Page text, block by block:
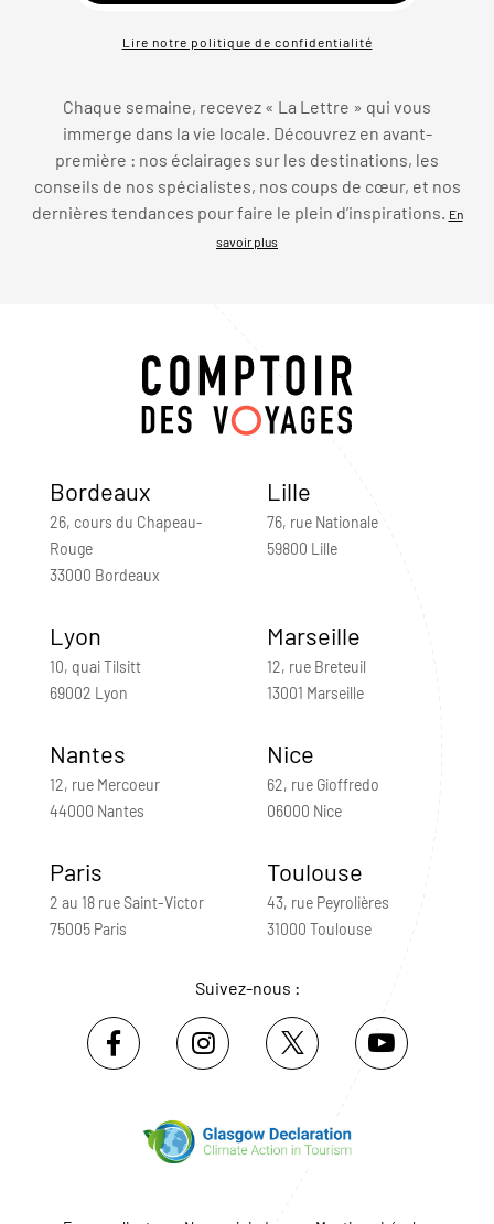
Lire notre politique de confidentialité
Chaque semaine, recevez « La Lettre » qui vous
immerge dans la vie locale. Découvrez en avant-
première : nos éclairages sur les destinations, les
conseils de nos spécialistes, nos coups de cœur, et nos
dernières tendances pour faire le plein d’inspirations. En
savoir plus
Bordeaux
26, cours du Chapeau-
Rouge
33000 Bordeaux
Lille
76, rue Nationale
59800 Lille
Lyon
10, quai Tilsitt
69002 Lyon
Marseille
12, rue Breteuil
13001 Marseille
Nantes
12, rue Mercoeur
44000 Nantes
Nice
62, rue Gioffredo
06000 Nice
Paris
2 au 18 rue Saint-Victor
75005 Paris
Toulouse
43, rue Peyrolières
31000 Toulouse
Suivez-nous :